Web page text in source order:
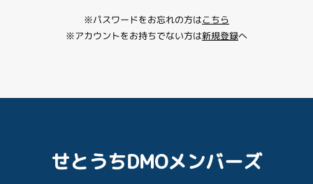
※パスワードをお忘れの方はこちら
※アカウントをお持ちでない方は新規登録へ
せとうちDMOメンバーズ